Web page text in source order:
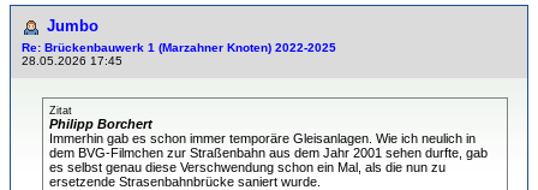
Jumbo
Re: Brückenbauwerk 1 (Marzahner Knoten) 2022-2025
28.05.2026 17:45
Zitat
Philipp Borchert
Immerhin gab es schon immer temporäre Gleisanlagen. Wie ich neulich in
dem BVG-Filmchen zur Straßenbahn aus dem Jahr 2001 sehen durfte, gab
es selbst genau diese Verschwendung schon ein Mal, als die nun zu
ersetzende Strasenbahnbrücke saniert wurde.